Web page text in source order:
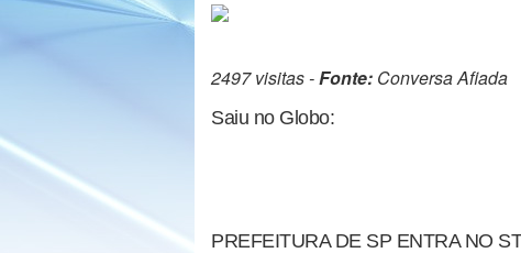
2497 visitas -Fonte: Conversa Afiada
Saiu no Globo:
PREFEITURA DE SP ENTRA NO